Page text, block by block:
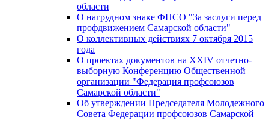
области
О нагрудном знаке ФПСО "За заслуги перед
профдвижением Самарской области"
О коллективных действиях 7 октября 2015
года
О проектах документов на XXIV отчетно-
выборную Конференцию Общественной
организации "Федерация профсоюзов
Самарской области"
Об утверждении Председателя Молодежного
Совета Федерации профсоюзов Самарской